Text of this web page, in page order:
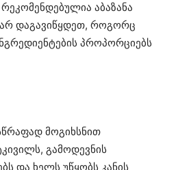
რეკომენდებულია აბაზანა
დაგავიწყდეთ, როგორც
პროპორციებს
მოგიხსნით
გამოდევნის
და ხელს უწყობს კანის